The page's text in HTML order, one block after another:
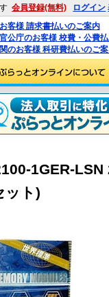
会員登録(無料) ログイン
客様 請求書払いのご案内
公庁のお客様 校費・公費
のお客様 科研費払いのご
1GER-
ット)